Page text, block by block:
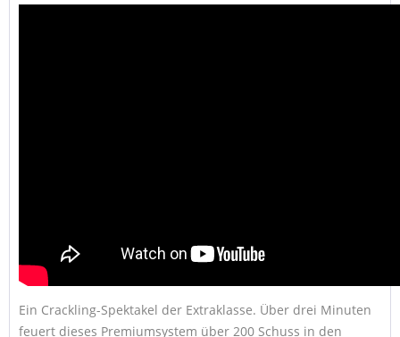
Ein Crackling-Spektakel der Extraklasse. Über drei Minuten
feuert dieses Premiumsystem über 200 Schuss in den